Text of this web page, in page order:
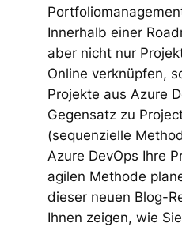
Innerhalb einer
aber nicht nur
Online verknüpfen,
Projekte aus Azure
Gegensatz zu
(sequenzielle
Azure DevOps Ihre
agilen Methode
dieser neuen Blog-
Ihnen zeigen, wie